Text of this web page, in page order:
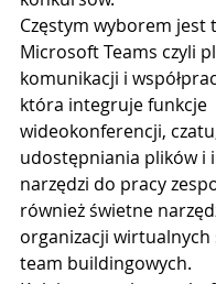
Częstym wyborem jest
Microsoft Teams czyli
komunikacji i
która integruje funkcje
wideokonferencji,
udostępniania plików i
narzędzi do pracy
również świetne
organizacji wirtualnych
team buildingowych.